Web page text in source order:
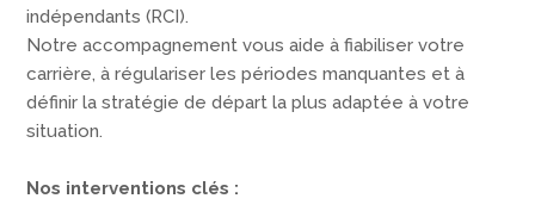
indépendants (RCI).
Notre accompagnement vous aide à fiabiliser votre
carrière, à régulariser les périodes manquantes et à
définir la stratégie de départ la plus adaptée à votre
situation.
Nos interventions clés :